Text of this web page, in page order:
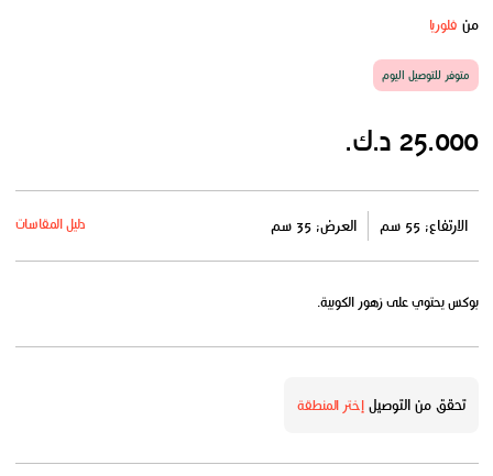
من فلوريا
متوفر للتوصيل اليوم
25.000 د.ك.
الارتفاع: 55 سم العرض: 35 سم دليل المقاسات
بوكس يحتوي على زهور الكوبية.
تحقق من التوصيلإختر المنطقة